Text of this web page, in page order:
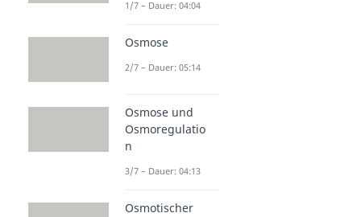
1/7 – Dauer: 04:04
Osmose
2/7 – Dauer: 05:14
Osmose und
Osmoregulatio
n
3/7 – Dauer: 04:13
Osmotischer